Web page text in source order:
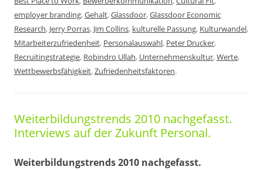
employer branding,Gehalt,Glassdoor,Glassdoor Economic
Research, Jerry Porras, Jim Collins, kulturelle Passung, Kulturwandel,
Mitarbeiterzufriedenheit, Personalauswahl, Peter Drucker,
Recruitingstrategie, Robindro Ullah, Unternehmenskultur,Werte,
Wettbewerbsfähigkeit,Zufriedenheitsfaktoren.
Weiterbildungstrends 2010 nachgefasst.
Interviews auf der Zukunft Personal.
Weiterbildungstrends 2010 nachgefasst.